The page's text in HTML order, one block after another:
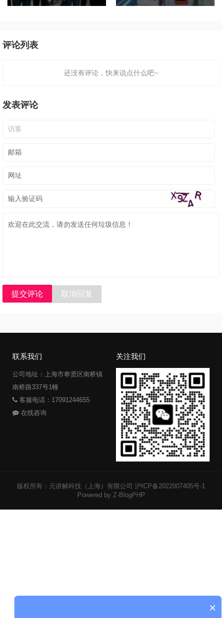
评论列表
还没有评论，快来说点什么吧~
发表评论
提交评论 取消回复
联系我们
公司地址：上海市奉贤区南桥镇
南桥路337号1幢
客服电话：17091244655
在线咨询
关注我们
版权所有：元讲解科技（上海）有限公司 沪ICP备2022007405号-1
Powered by Z-BlogPHP
×